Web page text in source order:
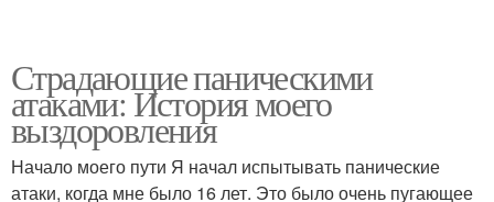
Страдающие паническими
атаками: История моего
выздоровления
Начало моего пути Я начал испытывать панические
атаки, когда мне было 16 лет. Это было очень пугающее